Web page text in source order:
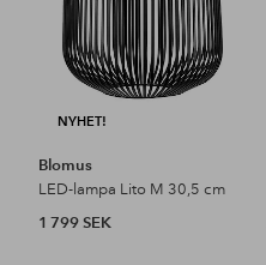
NYHET!
Blomus
LED-lampa Lito M 30,5 cm
1 799 SEK